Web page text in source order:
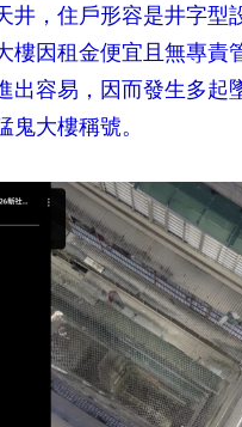
井，住戶形容是井字型
樓因租金便宜且無專責
出容易，因而發生多起
鬼大樓稱號。